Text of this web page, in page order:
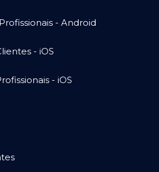
- Android
- iOS
- iOS